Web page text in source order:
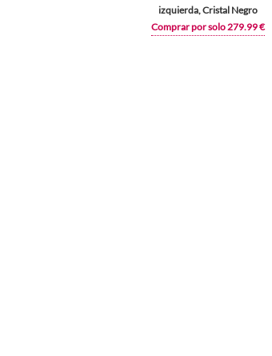
izquierda, Cristal Negro
Comprar por solo 279.99 €